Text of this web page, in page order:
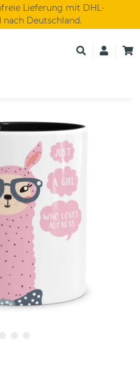
Lieferung mit DHL-
nach Deutschland.